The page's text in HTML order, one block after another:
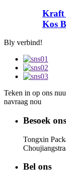
Kraft
Kos
Bly verbind!
Teken in op ons
navraag nou
Besoek ons
Tongxin
Bel ons